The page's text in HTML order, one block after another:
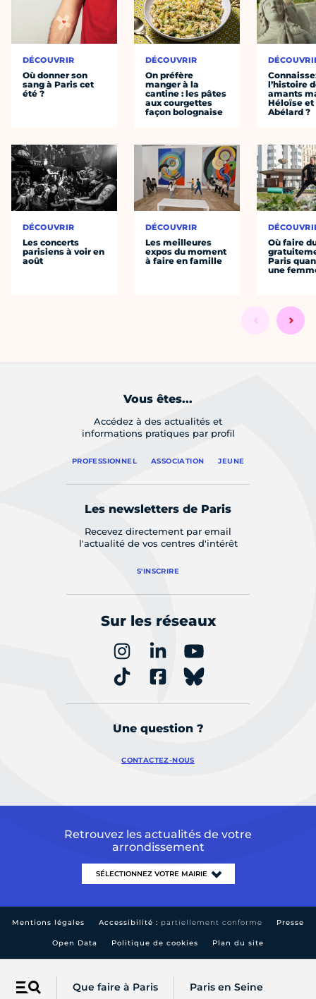
Menu Que faire à Paris Paris en Seine
DÉCOUVRIR
Où donner son
sang à Paris cet
été ?
DÉCOUVRIR
Les concerts
parisiens à voir en
août
DÉCOUVRIR
On préfère
manger à la
cantine : les pâtes
aux courgettes
façon bolognaise
DÉCOUVRIR
Les meilleures
expos du moment
à faire en famille
l’histoire
amants
Héloïse et
Abélard ?
Où faire
Paris
une
Vous êtes...
Accédez à des actualités et
informations pratiques par profil
PROFESSIONNEL ASSOCIATION JEUNE
Les newsletters de Paris
Recevez directement par email
l'actualité de vos centres d'intérêt
S'INSCRIRE
Sur les réseaux
Une question ?
CONTACTEZ-NOUS
Retrouvez les actualités de votre
arrondissement
Mentions légales Accessibilité : partiellement conforme Presse
Open Data Politique de cookies Plan du site